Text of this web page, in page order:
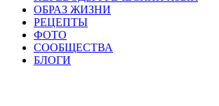
ОБРАЗ ЖИЗНИ
РЕЦЕПТЫ
ФОТО
СООБЩЕСТВА
БЛОГИ